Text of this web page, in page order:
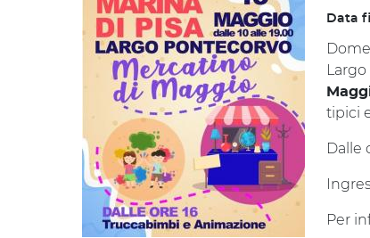
Data
tipici
Dalle
Per